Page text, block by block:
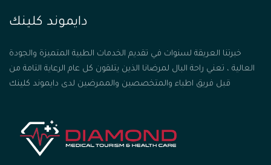
دايموند كلينك
خبرتنا العريقة لسنوات في تقديم الخدمات الطبية المتميزة والجودة
العالية ، تعني راحة البال لمرضانا الذين يتلقون كل عام الرعاية التامة من
قبل فريق اطباء والمتخصصين والممرضين لدى دايموند كلينك